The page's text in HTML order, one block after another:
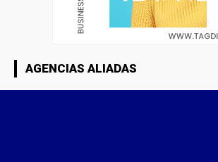
AGENCIAS ALIADAS